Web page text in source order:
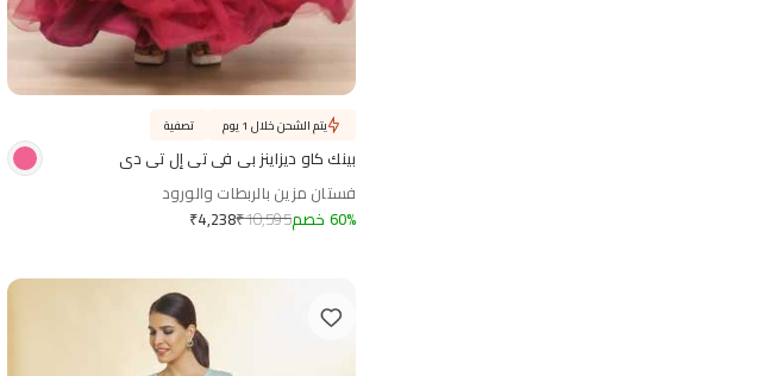
بينك كاو ديزاينز بي في تي إل تي دي
فستان مزين بالربطات والورود
₹4,238₹10,595 60% خصم
يتم الشحن خلال 1 يوم تصفية